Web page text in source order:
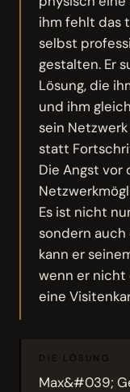
ihm fehlt das
selbst
gestalten. Er
Lösung, die
und ihm
sein
statt
Die Angst vor
Es ist nicht
sondern auch
kann er
wenn er nicht
eine
DIE LÖSUNG
Max&#039;